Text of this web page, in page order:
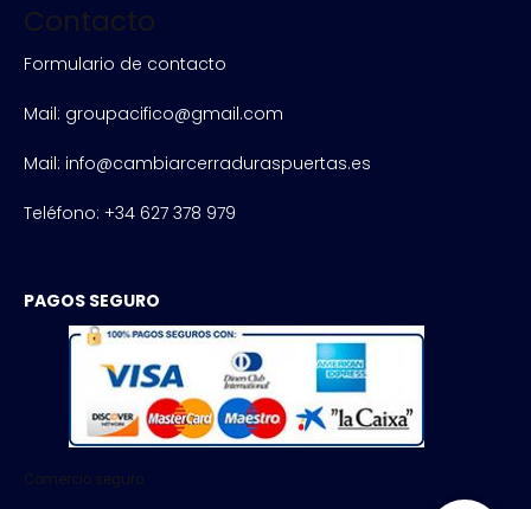
Contacto
Formulario de contacto
Mail: groupacifico@gmail.com
Mail: info@cambiarcerraduraspuertas.es
Teléfono: +34 627 378 979
PAGOS SEGURO